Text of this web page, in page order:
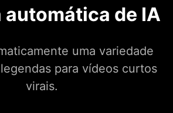
automática de IA
uma variedade
para vídeos curtos
virais.